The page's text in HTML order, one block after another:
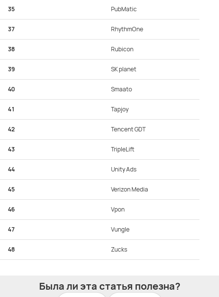
35 PubMatic
37 RhythmOne
38 Rubicon
39 SK planet
40 Smaato
41 Tapjoy
42 Tencent GDT
43 TripleLift
44 Unity Ads
45 Verizon Media
46 Vpon
47 Vungle
48 Zucks
Была ли эта статья полезна?